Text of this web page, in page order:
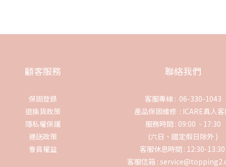
顧客服務
保固登錄
退換貨政策
隱私權保護
運送政策
會員權益
聯絡我們
客服專線 : 06-330-1043
產品保固維修 : ICARE真人
服務時間 : 09:00 - 17:30
(六日、國定假日除外 )
客服休息時間 : 12:30-13:30
客服信箱 :